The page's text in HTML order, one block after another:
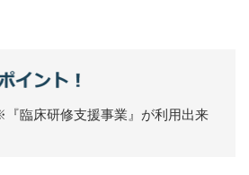
臨床研修支援事業』が利用出来